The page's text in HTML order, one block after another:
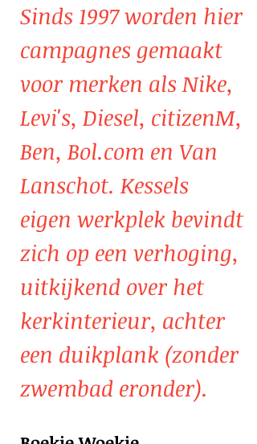
Sinds 1997 worden hier
campagnes gemaakt
voor merken als Nike,
Levi's, Diesel, citizenM,
Ben, Bol.com en Van
Lanschot. Kessels
eigen werkplek bevindt
zich op een verhoging,
uitkijkend over het
kerkinterieur, achter
een duikplank (zonder
zwembad eronder).